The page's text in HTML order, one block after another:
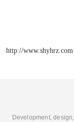
http://www.shyhrz.com
Development,